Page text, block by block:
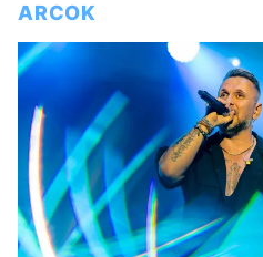
ARCOK